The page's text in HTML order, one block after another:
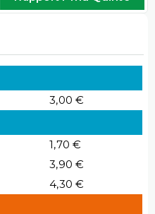
3,00 €
1,70 €
3,90 €
4,30 €